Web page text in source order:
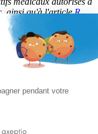
ainsi qu'à l'articleR
ils peuvent
au public.
pendant votre